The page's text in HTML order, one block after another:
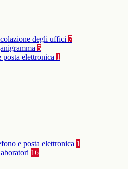
degli uffici 7
5
posta elettronica 1
e posta elettronica 1
16